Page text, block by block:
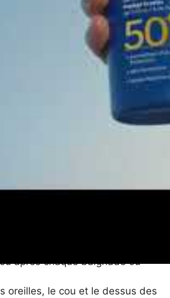
à un tarif attractif d’environ
réduction par rapport au prix
option accessiblepour les
protecteur et
ou passer une journée à la
spray solaire Nivea Sun à
après chaque baignade ou
oreilles, le cou et le dessus des